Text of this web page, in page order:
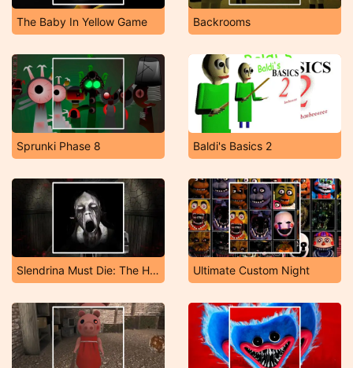
The Baby In Yellow Game Backrooms
Sprunki Phase 8 Baldi's Basics 2
Slendrina Must Die: The House Ultimate Custom Night